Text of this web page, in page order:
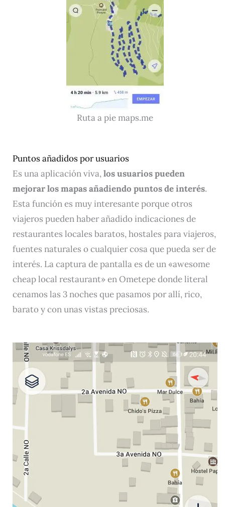
Ruta a pie maps.me
Puntos añadidos por usuarios
Es una aplicación viva,los usuarios pueden
mejorar los mapas añadiendo puntos de interés.
Esta función es muy interesante porque otros
viajeros pueden haber añadido indicaciones de
restaurantes locales baratos, hostales para viajeros,
fuentes naturales o cualquier cosa que pueda ser de
interés. La captura de pantalla es de un «awesome
cheap local restaurant» en Ometepe donde literal
cenamos las 3 noches que pasamos por allí, rico,
barato y con unas vistas preciosas.